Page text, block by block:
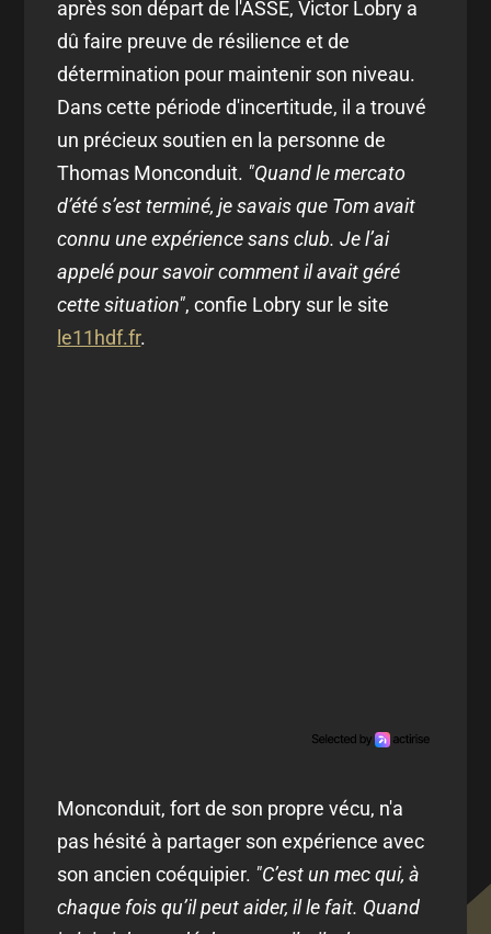
après son départ de l'ASSE, Victor Lobry a
dû faire preuve de résilience et de
détermination pour maintenir son niveau.
Dans cette période d'incertitude, il a trouvé
un précieux soutien en la personne de
Thomas Monconduit. "Quand le mercato
d’été s’est terminé, je savais que Tom avait
connu une expérience sans club. Je l’ai
appelé pour savoir comment il avait géré
cette situation", confie Lobry sur le site
le11hdf.fr.
Monconduit, fort de son propre vécu, n'a
pas hésité à partager son expérience avec
son ancien coéquipier. "C’est un mec qui, à
chaque fois qu’il peut aider, il le fait. Quand